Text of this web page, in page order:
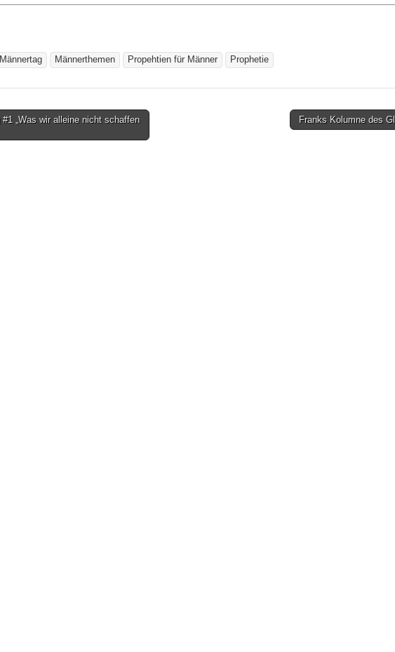
Männertag Männerthemen Propehtien für Männer Prophetie
„Was wir alleine nicht schaffen
Franks Kolumne des